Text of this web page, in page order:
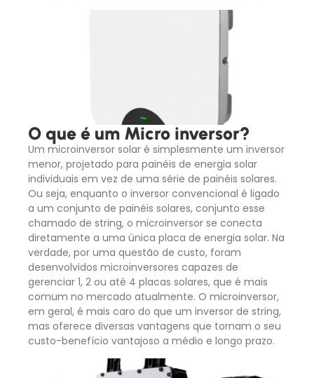
O que é um Micro inversor?
Um microinversor solar é simplesmente um inversor
menor, projetado para painéis de energia solar
individuais em vez de uma série de painéis solares.
Ou seja, enquanto o inversor convencional é ligado
a um conjunto de painéis solares, conjunto esse
chamado de string, o microinversor se conecta
diretamente a uma única placa de energia solar. Na
verdade, por uma questão de custo, foram
desenvolvidos microinversores capazes de
gerenciar 1, 2 ou até 4 placas solares, que é mais
comum no mercado atualmente. O microinversor,
em geral, é mais caro do que um inversor de string,
mas oferece diversas vantagens que tornam o seu
custo-benefício vantajoso a médio e longo prazo.